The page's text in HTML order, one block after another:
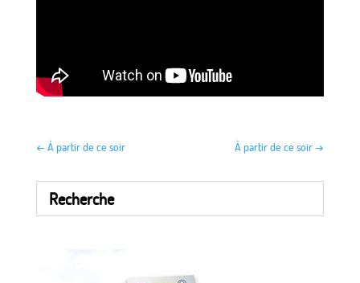
← À partir de ce soir À partir de ce soir →